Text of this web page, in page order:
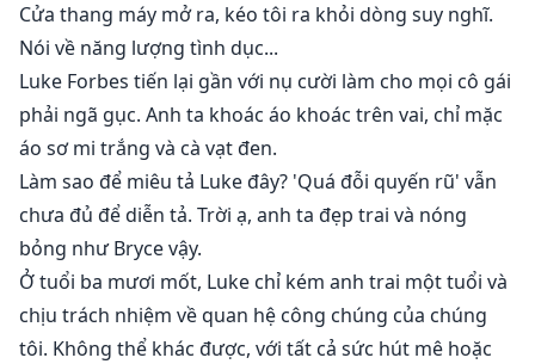
Cửa thang máy mở ra, kéo tôi ra khỏi dòng suy nghĩ.
Nói về năng lượng tình dục...
Luke Forbes tiến lại gần với nụ cười làm cho mọi cô gái
phải ngã gục. Anh ta khoác áo khoác trên vai, chỉ mặc
áo sơ mi trắng và cà vạt đen.
Làm sao để miêu tả Luke đây? 'Quá đỗi quyến rũ' vẫn
chưa đủ để diễn tả. Trời ạ, anh ta đẹp trai và nóng
bỏng như Bryce vậy.
Ở tuổi ba mươi mốt, Luke chỉ kém anh trai một tuổi và
chịu trách nhiệm về quan hệ công chúng của chúng
tôi. Không thể khác được, với tất cả sức hút mê hoặc